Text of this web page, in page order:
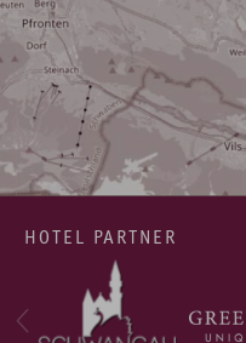
HOTEL PARTNER